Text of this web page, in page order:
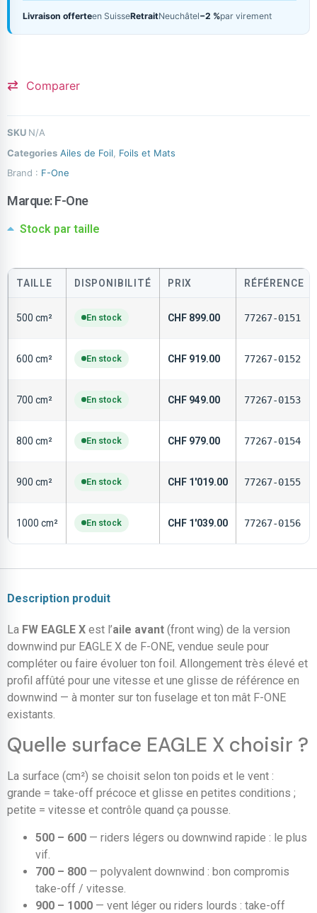
Livraison offerteen SuisseRetraitNeuchâtel−2 %par virement
Comparer
SKU N/A
Categories Ailes de Foil
Foils et Mats
Brand : F-One
Marque:F-One
Stock par taille
TAILLE DISPONIBILITÉ PRIX RÉFÉRENCE
500 cm² En stock CHF 899.00 77267-0151
600 cm² En stock CHF 919.00 77267-0152
700 cm² En stock CHF 949.00 77267-0153
800 cm² En stock CHF 979.00 77267-0154
900 cm² En stock CHF 1'019.00 77267-0155
1000 cm² En stock CHF 1'039.00 77267-0156
Description produit
La FW EAGLE X est l’aile avant (front wing) de la version
downwind pur EAGLE X de F-ONE, vendue seule pour
compléter ou faire évoluer ton foil. Allongement très élevé et
profil affûté pour une vitesse et une glisse de référence en
downwind — à monter sur ton fuselage et ton mât F-ONE
existants.
Quelle surface EAGLE X choisir ?
La surface (cm²) se choisit selon ton poids et le vent :
grande = take-off précoce et glisse en petites conditions ;
petite = vitesse et contrôle quand ça pousse.
500 – 600 — riders légers ou downwind rapide : le plus
vif.
700 – 800 — polyvalent downwind : bon compromis
take-off / vitesse.
900 – 1000 — vent léger ou riders lourds : take-off